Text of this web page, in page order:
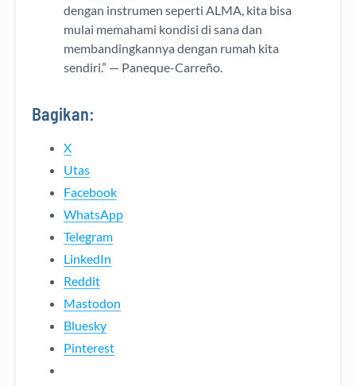
dengan instrumen seperti ALMA, kita bisa
mulai memahami kondisi di sana dan
membandingkannya dengan rumah kita
sendiri.” — Paneque-Carreño.
Bagikan:
X
Utas
Facebook
WhatsApp
Telegram
LinkedIn
Reddit
Mastodon
Bluesky
Pinterest